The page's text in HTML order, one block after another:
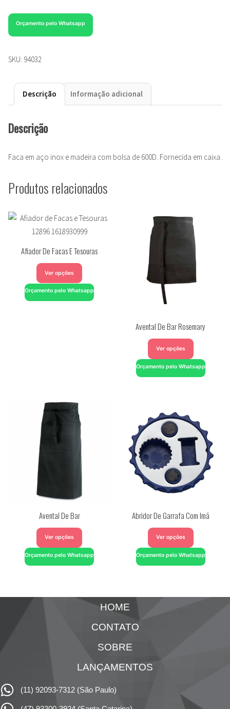
Orçamento pelo Whatsapp
SKU: 94032
Descrição Informação adicional
Descrição
Faca em aço inox e madeira com bolsa de 600D. Fornecida em caixa.
Produtos relacionados
Afiador De Facas E Tesouras
Ver opções
Orçamento pelo Whatsapp
Avental De Bar Rosemary
Ver opções
Orçamento pelo Whatsapp
Avental De Bar
Ver opções
Orçamento pelo Whatsapp
Abridor De Garrafa Com Imã
Ver opções
Orçamento pelo Whatsapp
HOME
CONTATO
SOBRE
LANÇAMENTOS
(11) 92093-7312 (São Paulo)